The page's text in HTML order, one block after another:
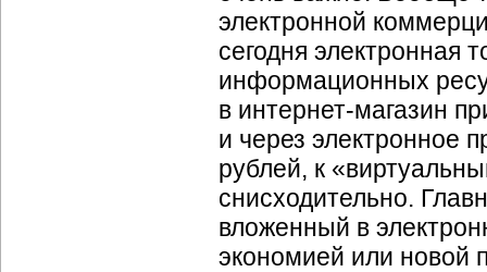
электронной
сегодня электронная
информационных
в интернет-магазин
и через электронное
рублей, к
снисходительно.
вложенный в
экономией или новой